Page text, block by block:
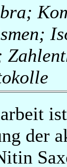
der